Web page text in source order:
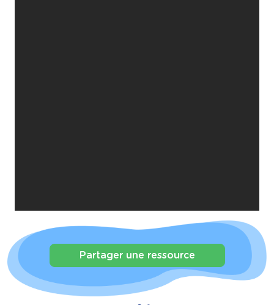
Partager une ressource